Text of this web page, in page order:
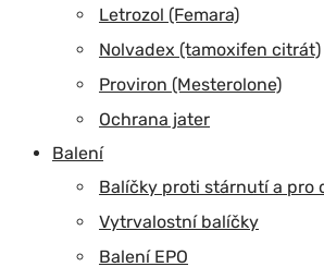
Letrozol (Femara)
Nolvadex (tamoxifen citrát)
Proviron (Mesterolone)
Ochrana jater
Balení
Balíčky proti stárnutí a pro
Vytrvalostní balíčky
Balení EPO